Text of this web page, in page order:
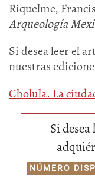
Riquelme,
Arqueología
Si desea leer el
nuestras
Cholula. La
Si
NÚMERO